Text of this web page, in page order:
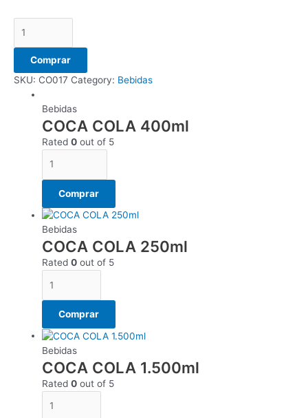
Comprar
SKU: CO017 Category: Bebidas
Bebidas
COCA COLA 400ml
Rated0 out of 5
Comprar
Bebidas
COCA COLA 250ml
Rated0 out of 5
Comprar
Bebidas
COCA COLA 1.500ml
Rated0 out of 5